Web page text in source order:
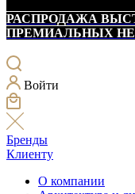
РАСПРОДАЖА
ПРЕМИАЛЬНЫХ
Войти
Бренды
Клиенту
О компании